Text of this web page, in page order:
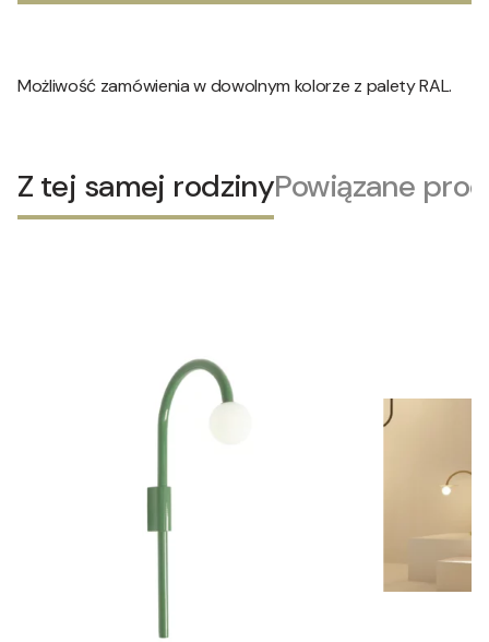
Możliwość zamówienia w dowolnym kolorze z palety RAL.
Z tej samej rodzinyPowiązane